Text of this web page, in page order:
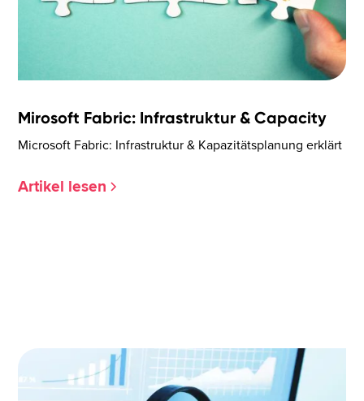
Mirosoft Fabric: Infrastruktur & Capacity
Microsoft Fabric: Infrastruktur & Kapazitätsplanung erklärt
Artikel lesen